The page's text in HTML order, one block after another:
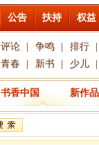
公告 扶持 权益
评论 争鸣 排行
青春 新书 少儿
书香中国 新作品